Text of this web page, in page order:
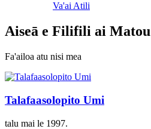
Va'ai Atili
Aiseā e Filifili ai Matou
Fa'ailoa atu nisi mea
Talafaasolopito Umi
talu mai le 1997.